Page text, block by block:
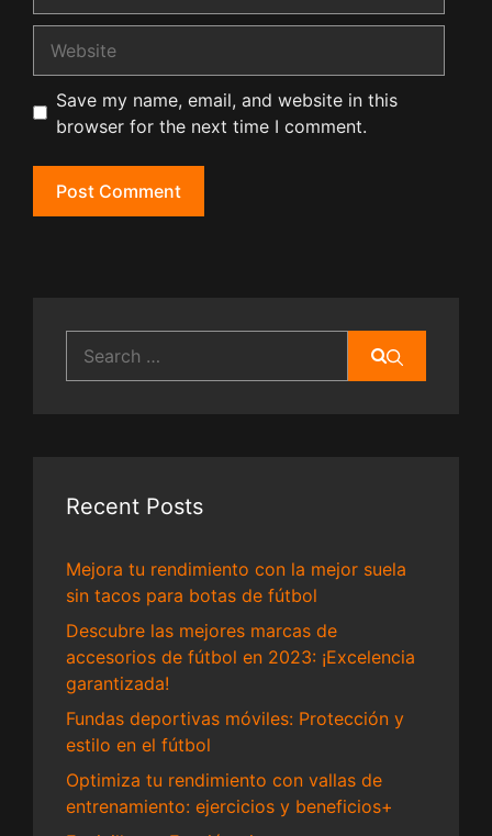
Save my name, email, and website in this
browser for the next time I comment.
for:
Recent Posts
Mejora tu rendimiento con la mejor suela
sin tacos para botas de fútbol
Descubre las mejores marcas de
accesorios de fútbol en 2023: ¡Excelencia
garantizada!
Fundas deportivas móviles: Protección y
estilo en el fútbol
Optimiza tu rendimiento con vallas de
entrenamiento: ejercicios y beneficios+